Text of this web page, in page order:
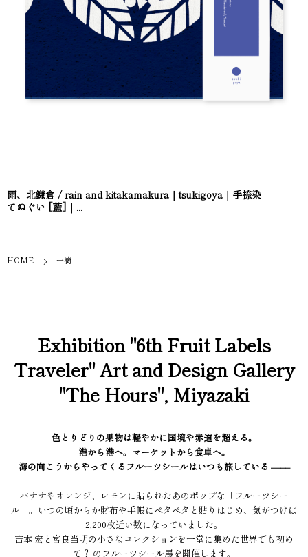
雨、北鎌倉 / rain and kitakamakura｜tsukigoya｜手捺染
てぬぐい [藍]｜...
HOME 一滴
Exhibition "6th Fruit Labels
Traveler" Art and Design Gallery
"The Hours", Miyazaki
色とりどりの果物は軽やかに国境や赤道を超える。
港から港へ。マーケットから食卓へ。
海の向こうからやってくるフルーツシールはいつも旅している ––––
バナナやオレンジ、レモンに貼られたあのポップな「フルーツシー
ル」。いつの頃からか財布や手帳にペタペタと貼りはじめ、気がつけば
2,200枚近い数になっていました。
吉本 宏と宮良当明の小さなコレクションを一堂に集めた世界でも初め
て？ のフルーツシール展を開催します。